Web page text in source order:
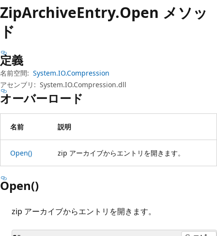
ッ
プ
ZipArchiveEntry.Open メソッ
ド
定義
名前空間: System.IO.Compression
アセンブリ: System.IO.Compression.dll
オーバーロード
名前 説明
Open() zip アーカイブからエントリを開きます。
Open()
zip アーカイブからエントリを開きます。